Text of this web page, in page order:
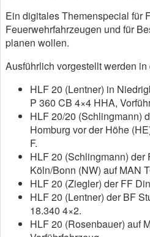
Ein digitales Themenspecial für
Feuerwehrfahrzeugen und für
planen wollen.
Ausführlich vorgestellt werden in
HLF 20 (Lentner) in
P 360 CB 4×4 HHA,
HLF 20/20 (Schlingmann)
Homburg vor der Höhe
F.
HLF 20 (Schlingmann) der
Köln/Bonn (NW) auf MAN
HLF 20 (Ziegler) der FF
HLF 20 (Lentner) der BF
18.340 4×2.
HLF 20 (Rosenbauer) auf